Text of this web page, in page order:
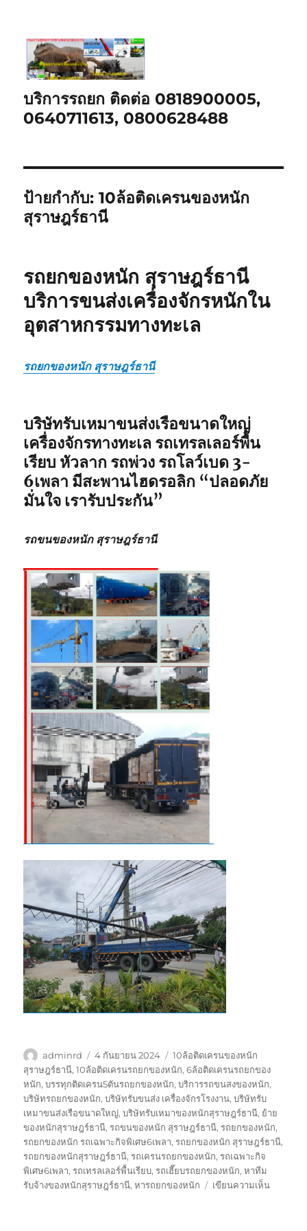
บริการรถยก ติดต่อ 0818900005,
0640711613, 0800628488
ป้ายกำกับ:10ล้อติดเครนของหนัก
สุราษฎร์ธานี
รถยกของหนัก สุราษฎร์ธานี
บริการขนส่งเครื่องจักรหนักใน
อุตสาหกรรมทางทะเล
รถยกของหนัก สุราษฎร์ธานี
บริษัทรับเหมาขนส่งเรือขนาดใหญ่
เครื่องจักรทางทะเล รถเทรลเลอร์พื้น
เรียบ หัวลาก รถพ่วง รถโลว์เบด 3-
6เพลา มีสะพานไฮดรอลิก “ปลอดภัย
มั่นใจ เรารับประกัน”
รถขนของหนัก สุราษฎร์ธานี
ผู้
เขียน
adminrd
เขียน
เมื่อ
4 กันยายน 2024
ป้าย
กำกับ
10ล้อติดเครนของหนัก
สุราษฎร์ธานี,10ล้อติดเครนรถยกของหนัก,6ล้อติดเครนรถยกของ
หนัก,บรรทุกติดเครน5ตันรถยกของหนัก,บริการรถขนสงของหนัก,
บริษัทรถยกของหนัก,บริษัทรับขนส่ง เครื่องจักรโรงงาน,บริษัทรับ
เหมาขนส่งเรือขนาดใหญ่,บริษัทรับเหมาของหนักสุราษฎร์ธานี, ย้าย
ของหนักสุราษฎร์ธานี,รถขนของหนัก สุราษฎร์ธานี,รถยกของหนัก,
รถยกของหนัก รถเฉพาะกิจพิเศษ6เพลา,รถยกของหนัก สุราษฎร์ธานี,
รถยกของหนักสุราษฎร์ธานี,รถเครนรถยกของหนัก,รถเฉพาะกิจ
พิเศษ6เพลา,รถเทรลเลอร์พื้นเรียบ,รถเฮี๊ยบรถยกของหนัก,หาทีม
รับจ้างของหนักสุราษฎร์ธานี,หารถยกของหนัก เขียนความเห็นบน